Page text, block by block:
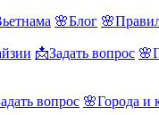
🌸Блог
📩Задать вопрос
вопрос 🌸Города и